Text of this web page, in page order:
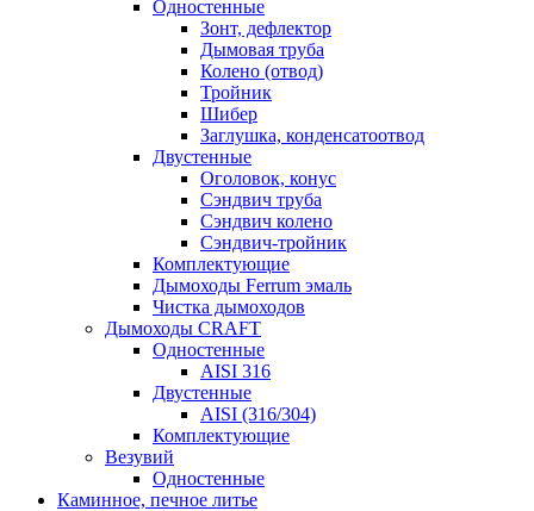
Одностенные
Зонт, дефлектор
Дымовая труба
Колено (отвод)
Тройник
Шибер
Заглушка, конденсатоотвод
Двустенные
Оголовок, конус
Сэндвич труба
Сэндвич колено
Сэндвич-тройник
Комплектующие
Дымоходы Ferrum эмаль
Чистка дымоходов
Дымоходы CRAFT
Одностенные
AISI 316
Двустенные
AISI (316/304)
Комплектующие
Везувий
Одностенные
Каминное, печное литье